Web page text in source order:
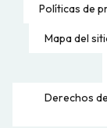
Políticas de
Mapa del
Derechos